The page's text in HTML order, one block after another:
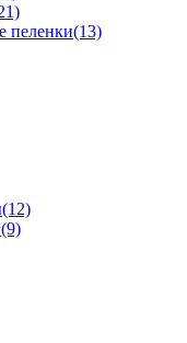
пеленки(13)
(12)
(9)